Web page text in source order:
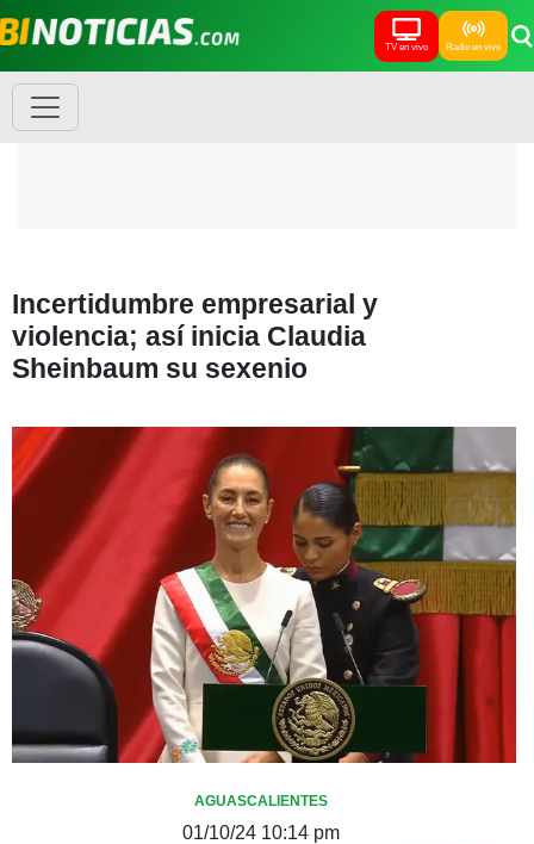
TV en vivo Radio en vivo
Incertidumbre empresarial y
violencia; así inicia Claudia
Sheinbaum su sexenio
AGUASCALIENTES
01/10/24 10:14 pm